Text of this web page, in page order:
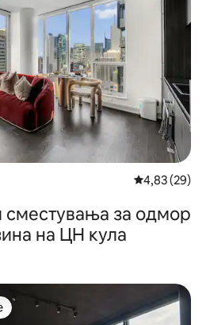
Просечна
4,83 (29)
за одмор
на ЦН кула
на гостите“